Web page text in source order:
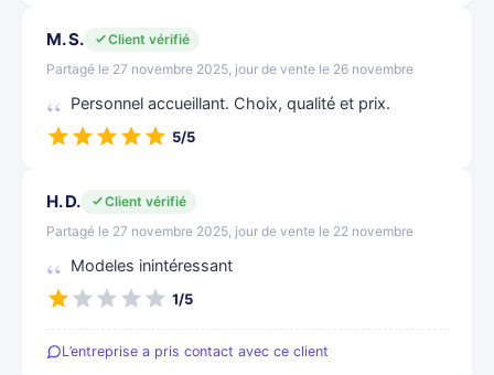
M. S.
Client vérifié
Partagé le 27 novembre 2025, jour de vente le 26 novembre
Personnel accueillant. Choix, qualité et prix.
5/5
H. D.
Client vérifié
Partagé le 27 novembre 2025, jour de vente le 22 novembre
Modeles inintéressant
1/5
L’entreprise a pris contact avec ce client